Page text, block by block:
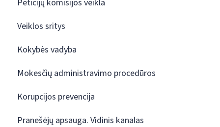
Peticijų komisijos veikla
Veiklos sritys
Kokybės vadyba
Mokesčių administravimo procedūros
Korupcijos prevencija
Pranešėjų apsauga. Vidinis kanalas